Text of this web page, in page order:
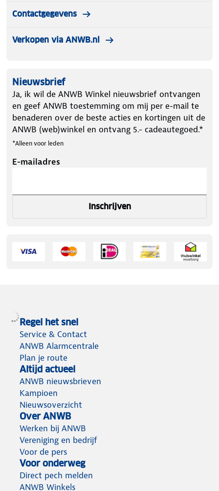
Contactgegevens
Verkopen via ANWB.nl
Nieuwsbrief
Ja, ik wil de ANWB Winkel nieuwsbrief ontvangen
en geef ANWB toestemming om mij per e-mail te
benaderen over de beste acties en kortingen uit de
ANWB (web)winkel en ontvang 5.- cadeautegoed.*
*Alleen voor leden
E-mailadres
Inschrijven
Regel het snel
Service & Contact
ANWB Alarmcentrale
Plan je route
Altijd actueel
ANWB nieuwsbrieven
Kampioen
Nieuwsoverzicht
Over ANWB
Werken bij ANWB
Vereniging en bedrijf
Voor de pers
Voor onderweg
Direct pech melden
ANWB Winkels